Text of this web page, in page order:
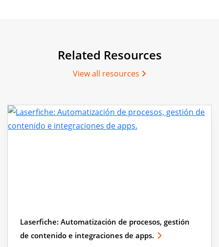
Related Resources
View all resources
Laserfiche: Automatización de procesos, gestión
de contenido e integraciones de apps.